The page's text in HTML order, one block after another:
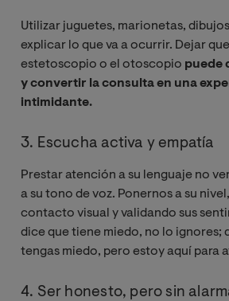
Utilizar juguetes, marionetas,
explicar lo que va a ocurrir. Dejar
estetoscopio o el otoscopio puede
y convertir la consulta en una
intimidante.
3. Escucha activa y empatía
Prestar atención a su lenguaje no
a su tono de voz. Ponernos a su
contacto visual y validando sus
dice que tiene miedo, no lo ignores;
tengas miedo, pero estoy aquí para
4. Ser honesto, pero sin